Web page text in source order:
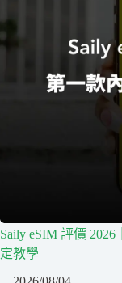
Saily eSIM 評價
定教學